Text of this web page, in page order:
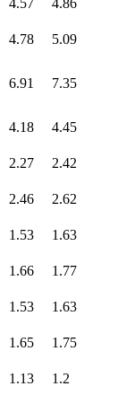
4.78 5.09
6.91 7.35
4.18
4.45
2.27
2.42
2.46 2.62
1.53 1.63
1.66 1.77
1.53 1.63
1.65 1.75
1.13 1.2